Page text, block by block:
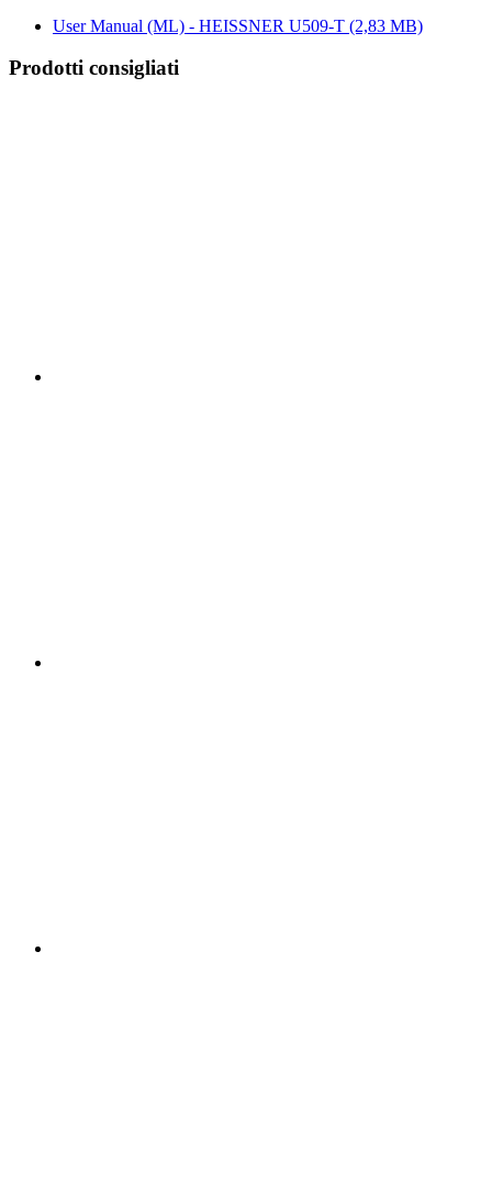
User Manual (ML) - HEISSNER U509-T (2,83 MB)
Prodotti consigliati